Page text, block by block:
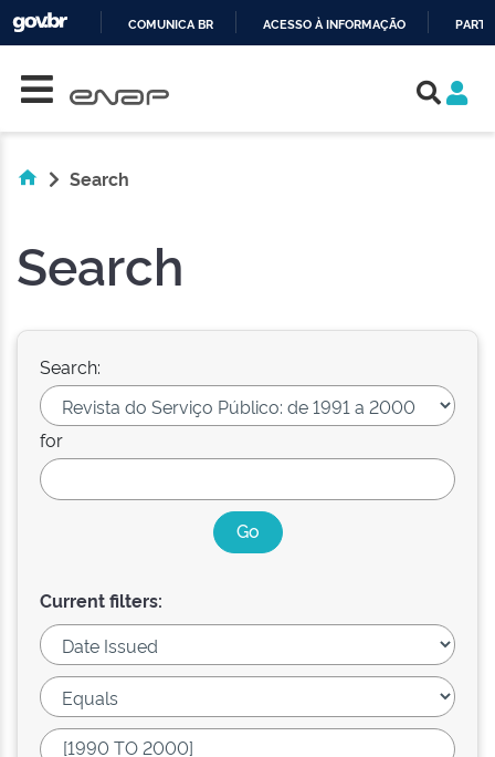
COMUNICA BR ACESSO À INFORMAÇÃO
Search
Search
Search:
for
Current filters: